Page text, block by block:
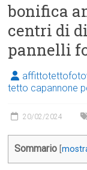
bonifica
centri di
pannelli
tetto capannone
20/02/2024
Sommario [